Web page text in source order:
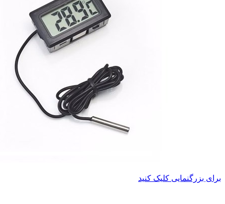
برای بزرگنمایی کلیک کنید